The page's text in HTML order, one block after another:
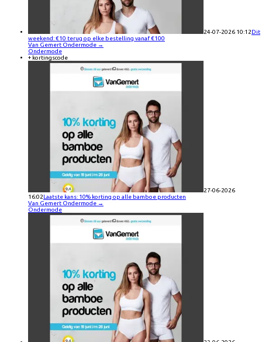
24-07-2026 10:12Dit
weekend: €10 terug op elke bestelling vanaf €100
Van Gemert Ondermode →
Ondermode
+ kortingscode
27-06-2026
16:02Laatste kans: 10% korting op alle bamboe producten
Van Gemert Ondermode →
Ondermode